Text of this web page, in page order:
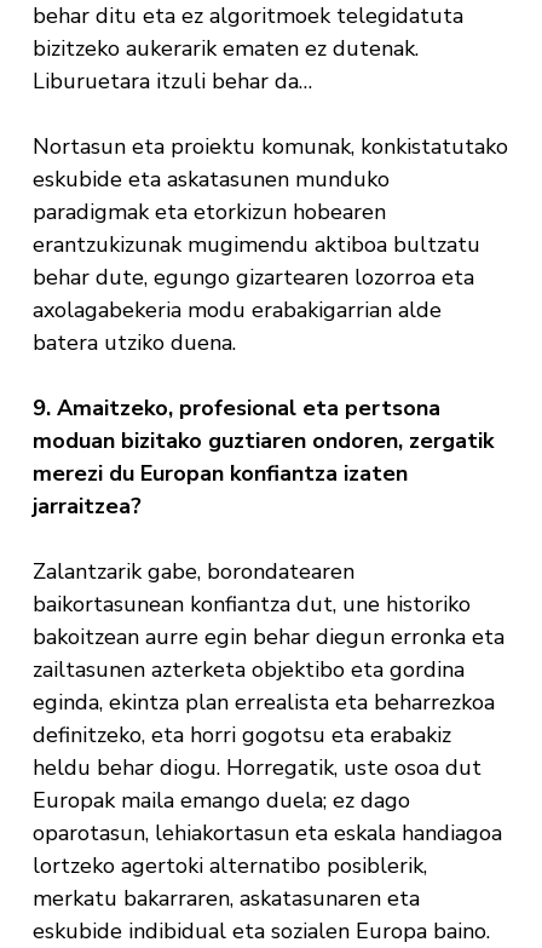
behar ditu eta ez algoritmoek telegidatuta
bizitzeko aukerarik ematen ez dutenak.
Liburuetara itzuli behar da…
Nortasun eta proiektu komunak, konkistatutako
eskubide eta askatasunen munduko
paradigmak eta etorkizun hobearen
erantzukizunak mugimendu aktiboa bultzatu
behar dute, egungo gizartearen lozorroa eta
axolagabekeria modu erabakigarrian alde
batera utziko duena.
9. Amaitzeko, profesional eta pertsona
moduan bizitako guztiaren ondoren, zergatik
merezi du Europan konfiantza izaten
jarraitzea?
Zalantzarik gabe, borondatearen
baikortasunean konfiantza dut, une historiko
bakoitzean aurre egin behar diegun erronka eta
zailtasunen azterketa objektibo eta gordina
eginda, ekintza plan errealista eta beharrezkoa
definitzeko, eta horri gogotsu eta erabakiz
heldu behar diogu. Horregatik, uste osoa dut
Europak maila emango duela; ez dago
oparotasun, lehiakortasun eta eskala handiagoa
lortzeko agertoki alternatibo posiblerik,
merkatu bakarraren, askatasunaren eta
eskubide indibidual eta sozialen Europa baino.